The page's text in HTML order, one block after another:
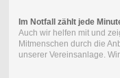
Im Notfall zählt jede
Auch wir helfen mit und
Mitmenschen durch die
unserer Vereinsanlage.